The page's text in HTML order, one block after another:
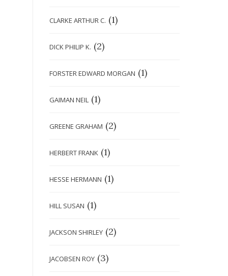
CLARKE ARTHUR C. (1)
DICK PHILIP K. (2)
FORSTER EDWARD MORGAN (1)
GAIMAN NEIL (1)
GREENE GRAHAM (2)
HERBERT FRANK (1)
HESSE HERMANN (1)
HILL SUSAN (1)
JACKSON SHIRLEY (2)
JACOBSEN ROY (3)